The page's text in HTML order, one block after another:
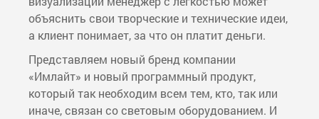
объяснить свои творческие и технические идеи,
а клиент понимает, за что он платит деньги.
Представляем новый бренд компании
«Имлайт» и новый программный продукт,
который так необходим всем тем, кто, так или
иначе, связан со световым оборудованием. И